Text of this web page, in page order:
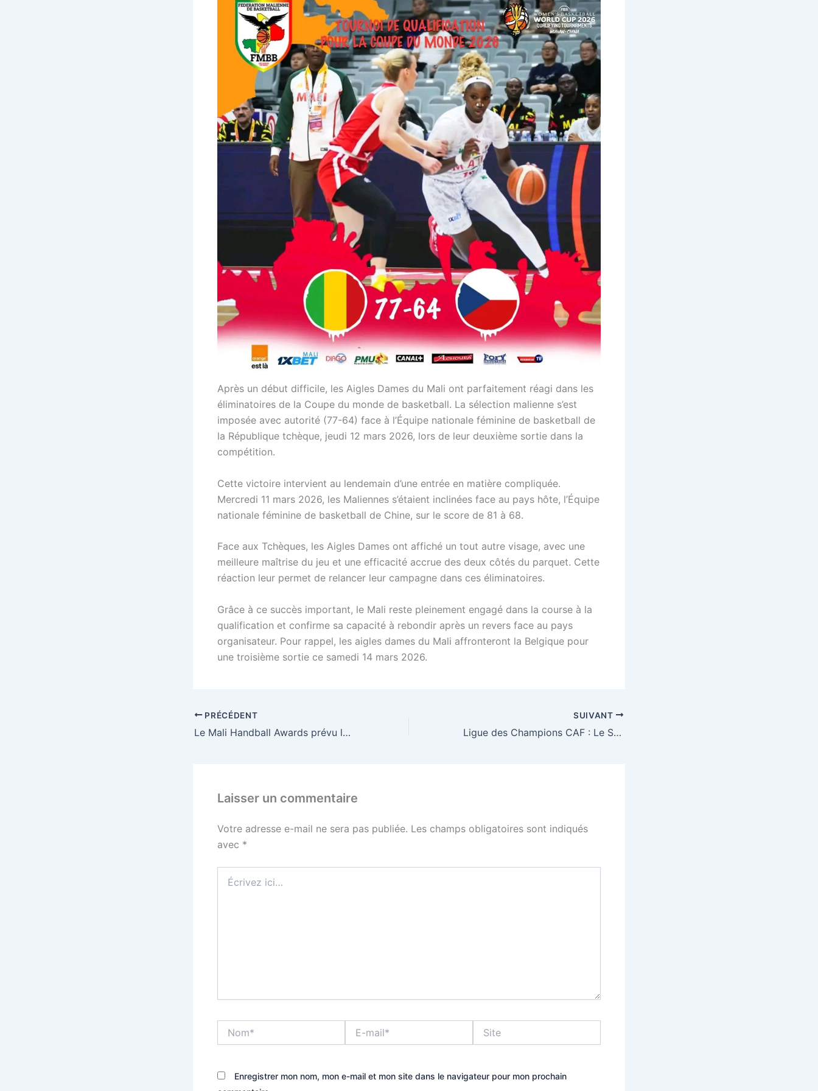
Après un début difficile, les Aigles Dames du Mali ont parfaitement réagi dans les
éliminatoires de la Coupe du monde de basketball. La sélection malienne s’est
imposée avec autorité (77-64) face à l’Équipe nationale féminine de basketball de
la République tchèque, jeudi 12 mars 2026, lors de leur deuxième sortie dans la
compétition.
Cette victoire intervient au lendemain d’une entrée en matière compliquée.
Mercredi 11 mars 2026, les Maliennes s’étaient inclinées face au pays hôte, l’Équipe
nationale féminine de basketball de Chine, sur le score de 81 à 68.
Face aux Tchèques, les Aigles Dames ont affiché un tout autre visage, avec une
meilleure maîtrise du jeu et une efficacité accrue des deux côtés du parquet. Cette
réaction leur permet de relancer leur campagne dans ces éliminatoires.
Grâce à ce succès important, le Mali reste pleinement engagé dans la course à la
qualification et confirme sa capacité à rebondir après un revers face au pays
organisateur. Pour rappel, les aigles dames du Mali affronteront la Belgique pour
une troisième sortie ce samedi 14 mars 2026.
PRÉCÉDENT
Le Mali Handball Awards prévu le 28 mars au CICB
SUIVANT
Ligue des Champions CAF : Le Stade malien de Bamako affronte Mamelodi Sundowns ce vendredi
Laisser un commentaire
Votre adresse e-mail ne sera pas publiée. Les champs obligatoires sont indiqués
avec *
ici…
mail*
Enregistrer mon nom, mon e-mail et mon site dans le navigateur pour mon prochain